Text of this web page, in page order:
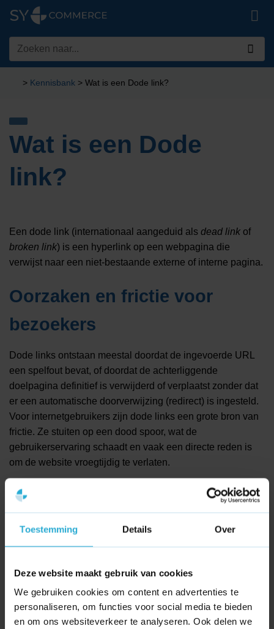
Toestemming Details Over
Deze website maakt gebruik van cookies
We gebruiken cookies om content en advertenties te
personaliseren, om functies voor social media te bieden
en om ons websiteverkeer te analyseren. Ook delen we
naar
inhoud
Zoeken
> Kennisbank > Wat is een Dode link?
Wat is een Dode
link?
Een dode link (internationaal aangeduid als dead link of
broken link) is een hyperlink op een webpagina die
verwijst naar een niet-bestaande externe of interne pagina.
Oorzaken en frictie voor
bezoekers
Dode links ontstaan meestal doordat de ingevoerde URL
een spelfout bevat, of doordat de achterliggende
doelpagina definitief is verwijderd of verplaatst zonder dat
er een automatische doorverwijzing (redirect) is ingesteld.
Voor internetgebruikers zijn dode links een grote bron van
frictie. Ze stuiten op een dood spoor, wat de
gebruikerservaring schaadt en vaak een directe reden is
om de website vroegtijdig te verlaten.
Dochtermaatschappij?
Wat is een Doelgroep?